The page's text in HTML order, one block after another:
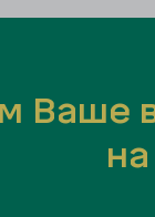
Ваше